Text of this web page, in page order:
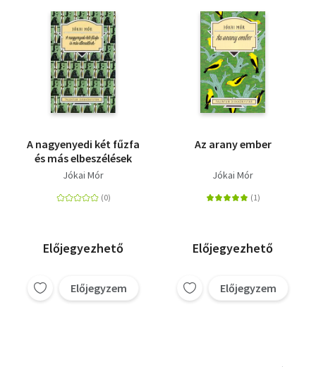
A nagyenyedi két fűzfa
és más elbeszélések
Jókai Mór
Előjegyezhető
Előjegyzem
Az arany ember
Jókai Mór
Előjegyezhető
Előjegyzem